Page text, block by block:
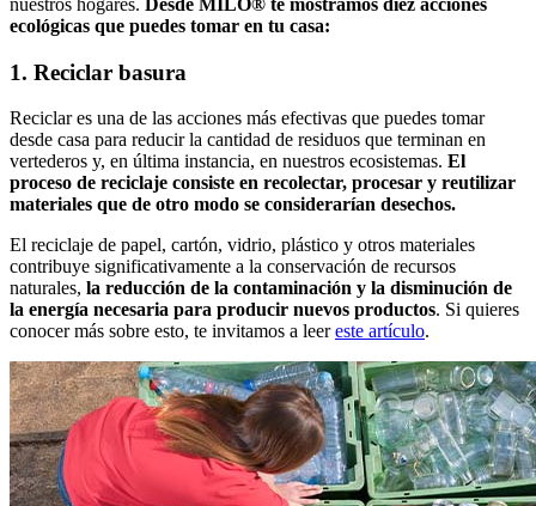
ecológicas que puedes tomar en tu casa:
1. Reciclar basura
Reciclar es una de las acciones más efectivas que puedes tomar
desde casa para reducir la cantidad de residuos que terminan en
vertederos y, en última instancia, en nuestros ecosistemas. El
proceso de reciclaje consiste en recolectar, procesar y reutilizar
materiales que de otro modo se considerarían desechos.
El reciclaje de papel, cartón, vidrio, plástico y otros materiales
contribuye significativamente a la conservación de recursos
naturales, la reducción de la contaminación y la disminución de
la energía necesaria para producir nuevos productos. Si quieres
conocer más sobre esto, te invitamos a leereste artículo.